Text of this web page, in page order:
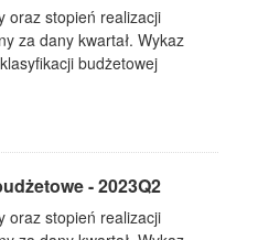
oraz stopień realizacji
za dany kwartał. Wykaz
budżetowej
- 2023Q2
oraz stopień realizacji